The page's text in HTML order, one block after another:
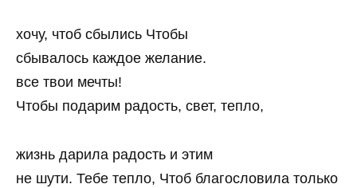
хочу, чтоб сбылись Чтобы
сбывалось каждое желание.
все твои мечты!
Чтобы подарим радость, свет, тепло,
жизнь дарила радость и этим
не шути. Тебе тепло, Чтоб благословила только